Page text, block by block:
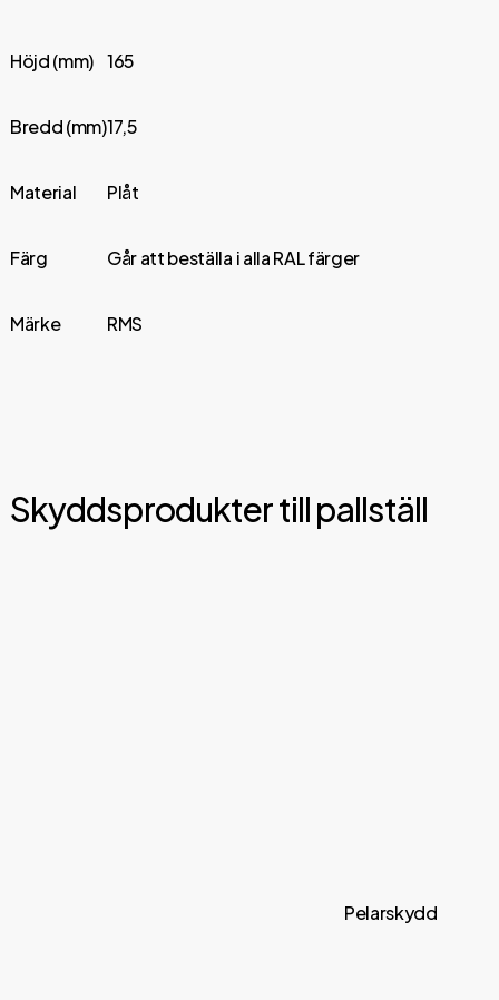
Höjd (mm) 165
Bredd (mm)17,5
Material Plåt
Färg Går att beställa i alla RAL färger
Märke RMS
Skyddsprodukter till pallställ
Pelarskydd